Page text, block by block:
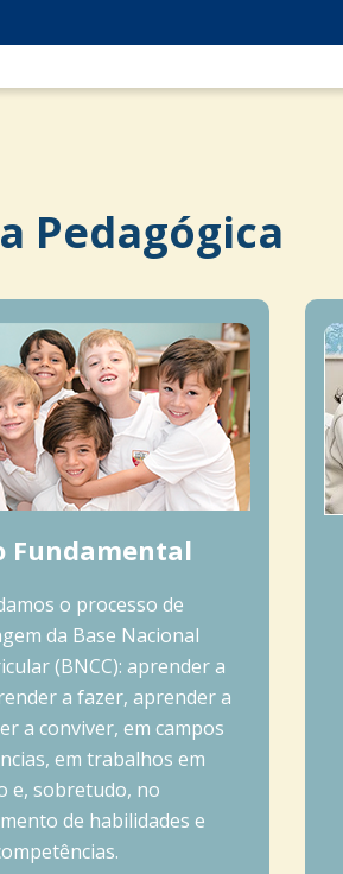
Pedagógica
Fundamental
o processo de
da Base Nacional
(BNCC): aprender a
a fazer, aprender a
a conviver, em campos
em trabalhos em
e, sobretudo, no
de habilidades e